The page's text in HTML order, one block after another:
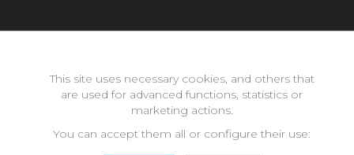
This site uses necessary cookies, and others that
are used for advanced functions, statistics or
marketing actions.
You can accept them all or configure their use:
Copyright © 2026 neomode - IES Zaidín Vergeles - Granada -